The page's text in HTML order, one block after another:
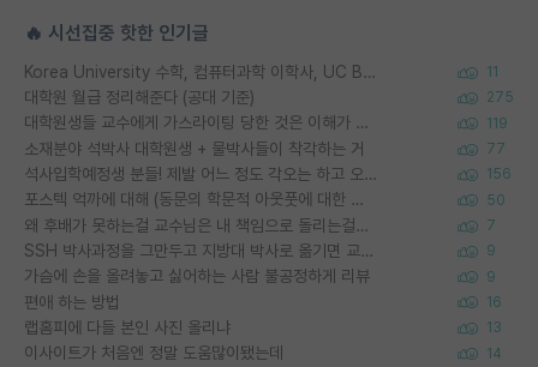
🔥 시선집중 핫한 인기글
Korea University 수학, 컴퓨터과학 이학사, UC Berkeley 산업공학 대학원 공학박사가 되는 것은 쉽지 않겠죠? 11
대학원 월급 정리해준다 (공대 기준) 275
대학원생들 교수에게 가스라이팅 당한 것은 이해가 갑니다. 안타깝네요. 119
소재분야 석박사 대학원생 + 물박사들이 착각하는 거 77
석사입학예정생 분들! 제발 어느 정도 각오는 하고 오세요. 156
포스텍 억까에 대해 (동문의 학문적 아웃풋에 대한 반박) 50
왜 후배가 못하는걸 교수님은 내 책임으로 돌리는걸까요? 7
SSH 박사과정을 그만두고 지방대 박사로 옮기면 교수의 꿈은 끝일까요? 9
가슴에 손을 올려놓고 싫어하는 사람 불공정하게 리뷰 9
편애 하는 방법 16
랩홈피에 다들 본인 사진 올리냐 13
이사이트가 처음엔 정말 도움많이됐는데 14